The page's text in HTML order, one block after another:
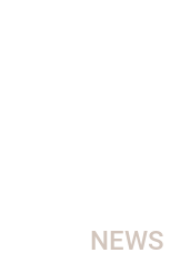
NEWS